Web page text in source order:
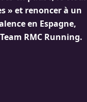
» et renoncer à un
en Espagne,
RMC Running.